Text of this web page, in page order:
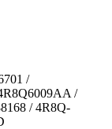
/
/
/ 4R8Q-